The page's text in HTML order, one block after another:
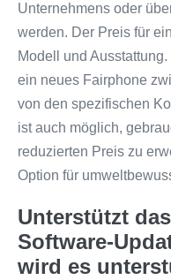
Unternehmens oder
werden. Der Preis für
Modell und
ein neues Fairphone
von den spezifischen
ist auch möglich,
reduzierten Preis zu
Option für
Unterstützt
Software-
wird es